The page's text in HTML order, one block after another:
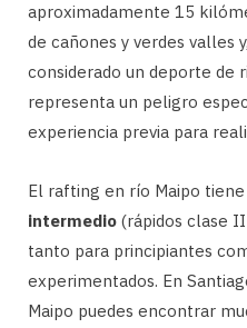
aproximadamente 15
de cañones y verdes valles
considerado un deporte de
representa un peligro
experiencia previa para
El rafting en río Maipo tiene
intermedio (rápidos clase
tanto para principiantes
experimentados. En
Maipo puedes encontrar